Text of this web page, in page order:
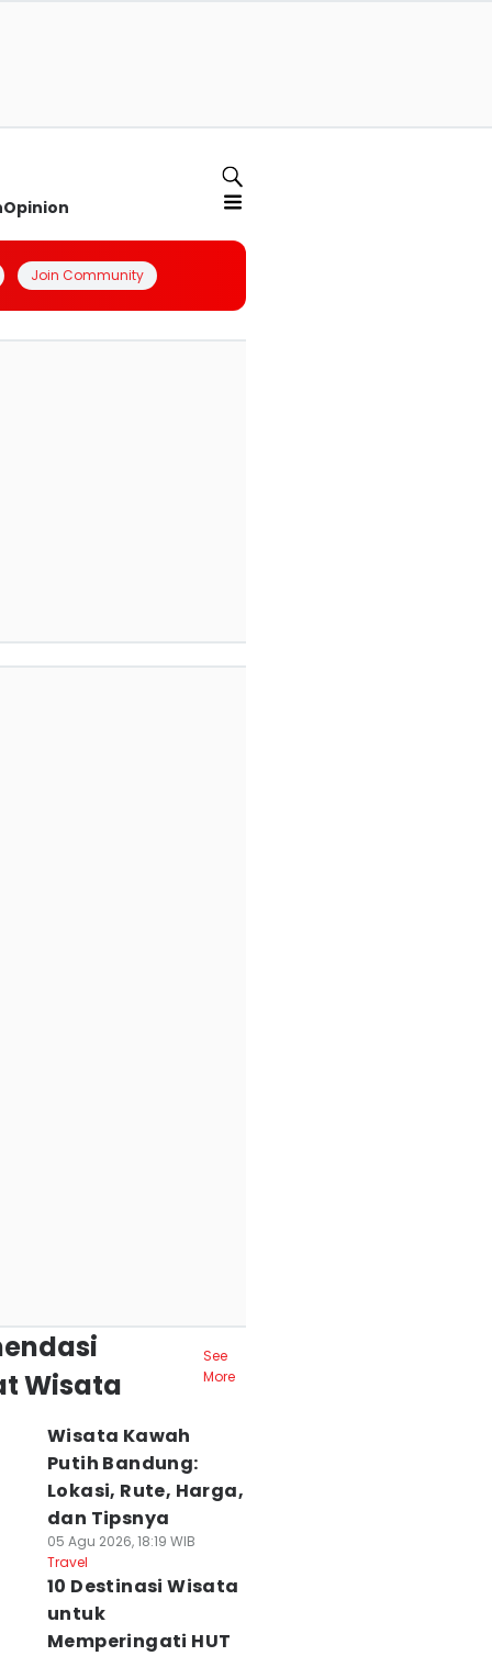
Opinion
Join Community
Wisata
See
More
Wisata Kawah
Putih Bandung:
Lokasi, Rute, Harga,
dan Tipsnya
05 Agu 2026, 18:19 WIB
Travel
10 Destinasi Wisata
untuk
Memperingati HUT